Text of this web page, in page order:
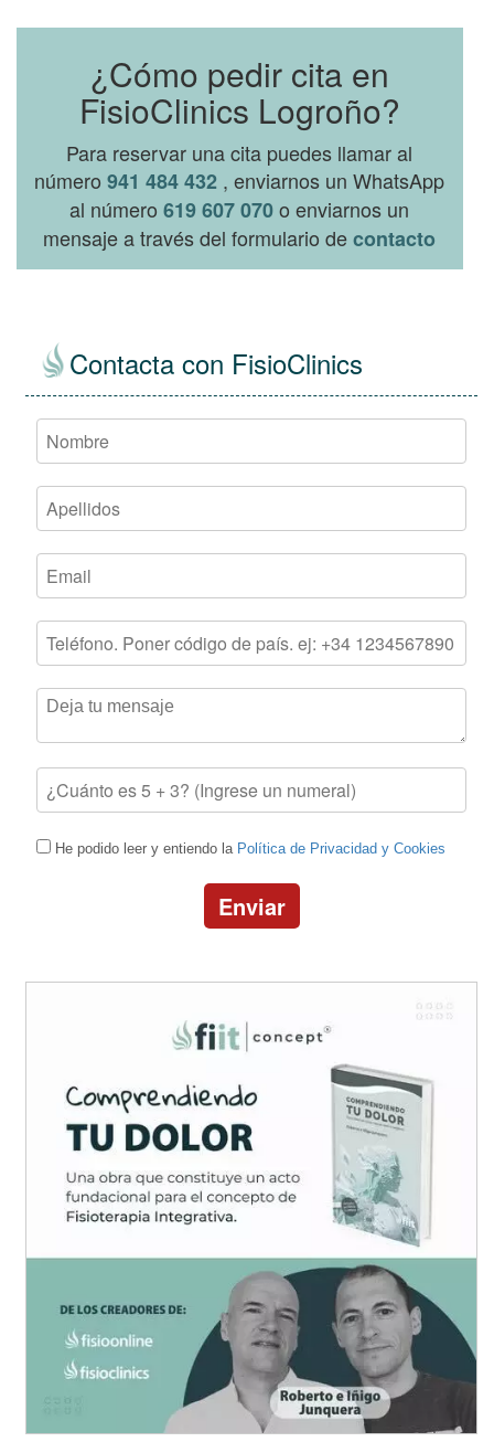
¿Cómo pedir cita en
FisioClinics Logroño?
Para reservar una cita puedes llamar al
número941 484 432 , enviarnos un WhatsApp
al número619 607 070o enviarnos un
mensaje a través del formulario decontacto
Contacta con FisioClinics
He podido leer y entiendo la Política de Privacidad y Cookies
Enviar